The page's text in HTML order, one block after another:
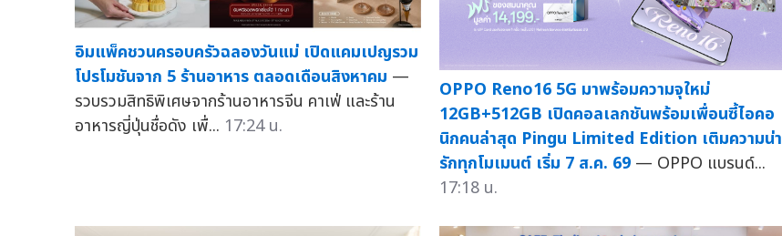
อิมแพ็คชวนครอบครัวฉลองวันแม่ เปิดแคมเปญรวม
โปรโมชันจาก 5 ร้านอาหาร ตลอดเดือนสิงหาคม —
รวบรวมสิทธิพิเศษจากร้านอาหารจีน คาเฟ่ และร้าน
อาหารญี่ปุ่นชื่อดัง เพื่... 17:24 น.
OPPO Reno16 5G มาพร้อมความจุใหม่
12GB+512GB เปิดคอลเลกชันพร้อมเพื่อนซี้ไอคอ
นิกคนล่าสุด Pingu Limited Edition เติมความน่า
รักทุกโมเมนต์ เริ่ม 7 ส.ค. 69 — OPPO แบรนด์...
17:18 น.